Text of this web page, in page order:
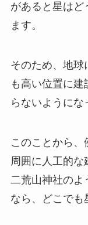
があると星はど
ます。
そのため、地球
も高い位置に
らないようにな
このことから、
周囲に人工的
二荒山神社のよ
なら、どこでも